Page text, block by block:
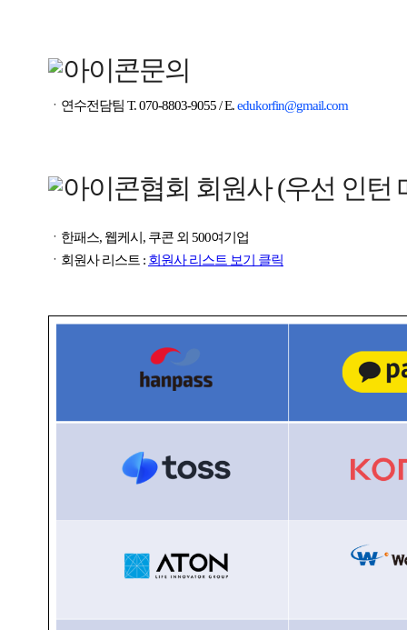
문의
ㆍ연수전담팀 T. 070-8803-9055 / E.edukorfin@gmail.com
협회 회원사 (우선 인턴
ㆍ한패스, 웹케시, 쿠콘 외 500여기업
ㆍ회원사 리스트 : 회원사 리스트 보기 클릭